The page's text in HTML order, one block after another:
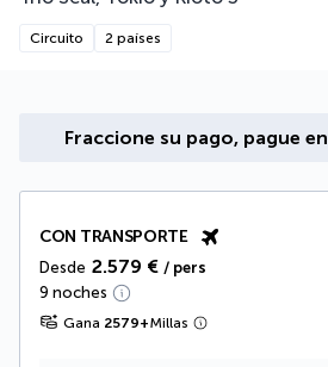
Circuito 2 países
Fraccione su pago, pague en
CON TRANSPORTE
Desde 2.579 € / pers
9 noches
Gana 2579+Millas